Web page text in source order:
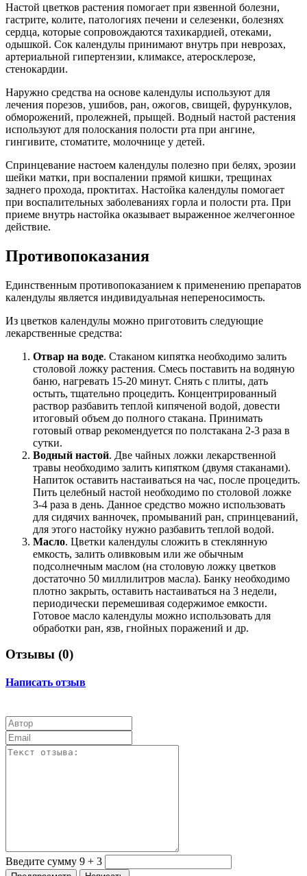
Настой цветков растения помогает при язвенной болезни,
гастрите, колите, патологиях печени и селезенки, болезнях
сердца, которые сопровождаются тахикардией, отеками,
одышкой. Сок календулы принимают внутрь при неврозах,
артериальной гипертензии, климаксе, атеросклерозе,
стенокардии.
Наружно средства на основе календулы используют для
лечения порезов, ушибов, ран, ожогов, свищей, фурункулов,
обморожений, пролежней, прыщей. Водный настой растения
используют для полоскания полости рта при ангине,
гингивите, стоматите, молочнице у детей.
Спринцевание настоем календулы полезно при белях, эрозии
шейки матки, при воспалении прямой кишки, трещинах
заднего прохода, проктитах. Настойка календулы помогает
при воспалительных заболеваниях горла и полости рта. При
приеме внутрь настойка оказывает выраженное желчегонное
действие.
Противопоказания
Единственным противопоказанием к применению препаратов
календулы является индивидуальная непереносимость.
Из цветков календулы можно приготовить следующие
лекарственные средства:
Отвар на воде. Стаканом кипятка необходимо залить
столовой ложку растения. Смесь поставить на водяную
баню, нагревать 15-20 минут. Снять с плиты, дать
остыть, тщательно процедить. Концентрированный
раствор разбавить теплой кипяченой водой, довести
итоговый объем до полного стакана. Принимать
готовый отвар рекомендуется по полстакана 2-3 раза в
сутки.
Водный настой. Две чайных ложки лекарственной
травы необходимо залить кипятком (двумя стаканами).
Напиток оставить настаиваться на час, после процедить.
Пить целебный настой необходимо по столовой ложке
3-4 раза в день. Данное средство можно использовать
для сидячих ванночек, промываний ран, спринцеваний,
для этого настойку нужно разбавить теплой водой.
Масло. Цветки календулы сложить в стеклянную
емкость, залить оливковым или же обычным
подсолнечным маслом (на столовую ложку цветков
достаточно 50 миллилитров масла). Банку необходимо
плотно закрыть, оставить настаиваться на 3 недели,
периодически перемешивая содержимое емкости.
Готовое масло календулы можно использовать для
обработки ран, язв, гнойных поражений и др.
Отзывы (0)
Написать отзыв
Введите сумму 9 + 3